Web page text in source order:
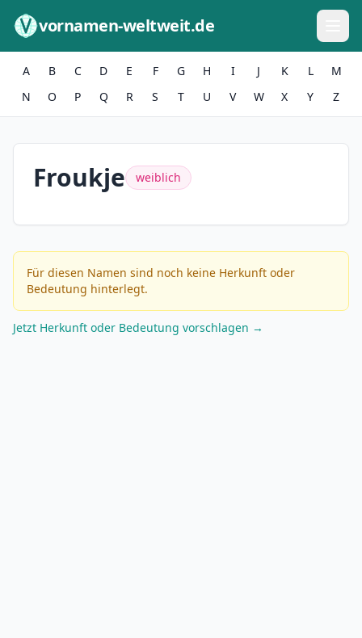
vornamen-weltweit.de
A B C D E F G H I J K L
M
N
O P Q R S T U V W X Y Z
Froukje weiblich
Für diesen Namen sind noch keine Herkunft oder
Bedeutung hinterlegt.
Jetzt Herkunft oder Bedeutung vorschlagen →